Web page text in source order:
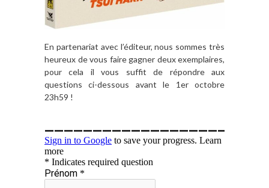
En partenariat avec l’éditeur, nous sommes très
heureux de vous faire gagner deux exemplaires,
pour cela il vous suffit de répondre aux
questions ci-dessous avant le 1er octobre
23h59 !